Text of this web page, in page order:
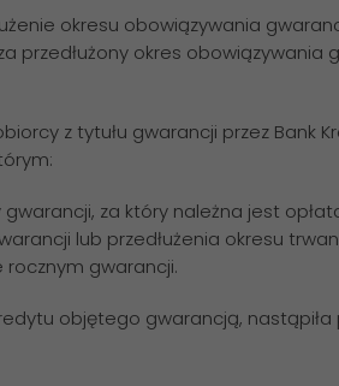
okresu obowiązywania
przedłużony okres
z tytułu gwarancji przez
za który należna jest
lub przedłużenia okresu
gwarancji.
objętego gwarancją,